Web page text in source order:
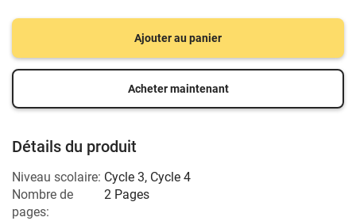
Ajouter au panier
Acheter maintenant
Détails du produit
Niveau scolaire: Cycle 3, Cycle 4
Nombre de
pages:
2 Pages